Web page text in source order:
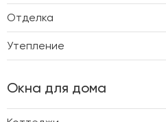
Отделка
Утепление
Окна для дома